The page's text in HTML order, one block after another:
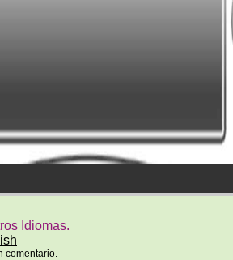
Idiomas.
comentario.